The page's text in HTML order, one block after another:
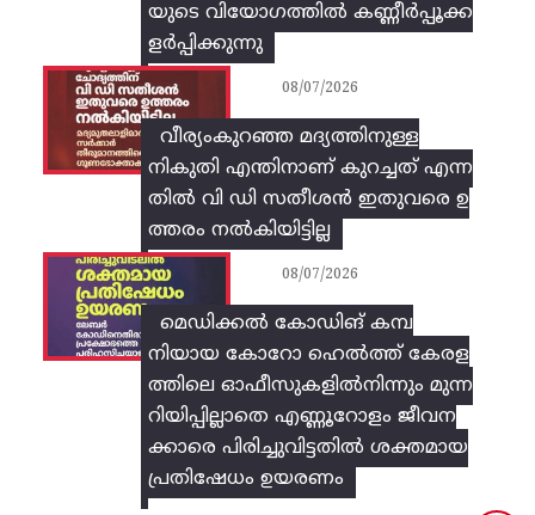
യുടെ വിയോഗത്തിൽ കണ്ണീർപ്പൂക്ക
ളർപ്പിക്കുന്നു
വീര്യംകുറഞ്ഞ മദ്യത്തിനുള്ള
നികുതി എന്തിനാണ് കുറച്ചത് എന്ന
തിൽ വി ഡി സതീശൻ ഇതുവരെ ഉ
ത്തരം നൽകിയിട്ടില്ല
08/07/2026
മെഡിക്കൽ കോഡിങ് കമ്പ
നിയായ കോറോ ഹെൽത്ത് കേരള
ത്തിലെ ഓഫീസുകളിൽനിന്നും മുന്ന
റിയിപ്പില്ലാതെ എണ്ണൂറോളം ജീവന
ക്കാരെ പിരിച്ചുവിട്ടതിൽ‌ ശക്തമായ
പ്രതിഷേധം ഉയരണം
08/07/2026